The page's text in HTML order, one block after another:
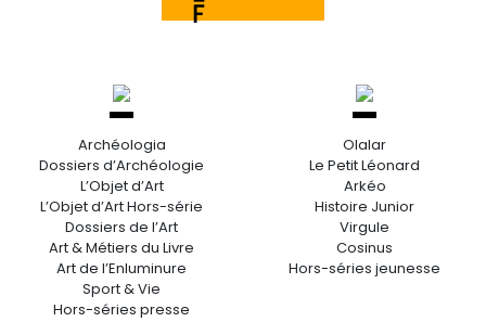
Archéologia
Dossiers d’Archéologie
L’Objet d’Art
L’Objet d’Art Hors-série
Dossiers de l’Art
Art & Métiers du Livre
Art de l’Enluminure
Sport & Vie
Hors-séries presse
Olalar
Le Petit Léonard
Arkéo
Histoire Junior
Virgule
Cosinus
Hors-séries jeunesse